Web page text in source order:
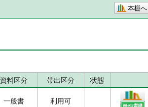
本棚へ
資料区分 帯出区分 状態
一般書 利用可